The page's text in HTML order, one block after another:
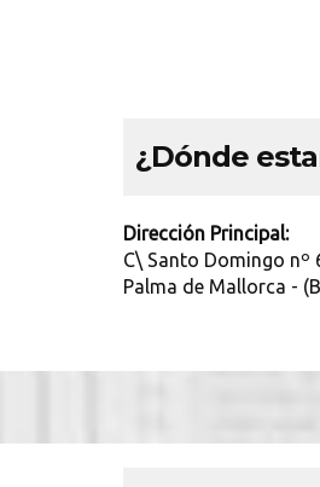
¿Dónde
Dirección Principal:
C\ Santo Domingo nº
Palma de Mallorca -